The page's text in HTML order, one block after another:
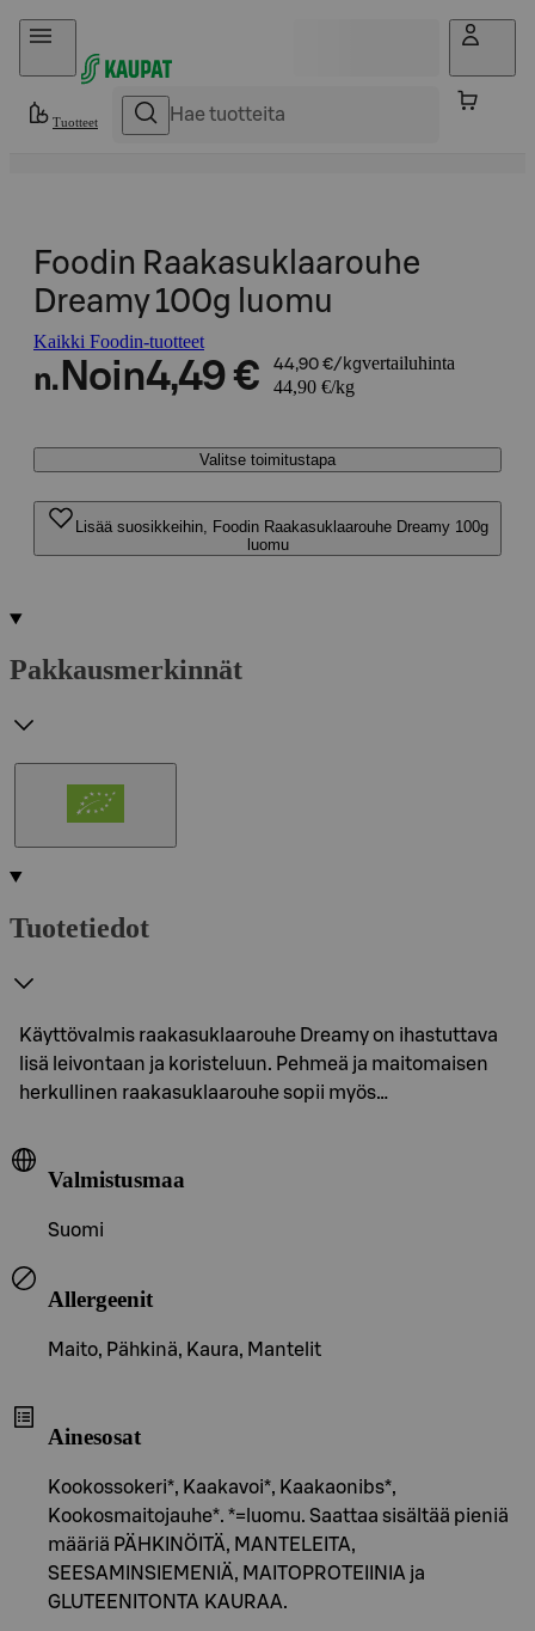
Hyppää sisältöön
Tuotteet
Foodin Raakasuklaarouhe
Dreamy 100g luomu
Kaikki Foodin-tuotteet
n. Noin4,49 € 44,90 €/kgvertailuhinta
44,90 €/kg
Valitse toimitustapa
Lisää suosikkeihin, Foodin Raakasuklaarouhe Dreamy 100g
luomu
Pakkausmerkinnät
Tuotetiedot
Käyttövalmis raakasuklaarouhe Dreamy on ihastuttava
lisä leivontaan ja koristeluun. Pehmeä ja maitomaisen
herkullinen raakasuklaarouhe sopii myös…
Valmistusmaa
Suomi
Allergeenit
Maito, Pähkinä, Kaura, Mantelit
Ainesosat
Kookossokeri*, Kaakavoi*, Kaakaonibs*,
Kookosmaitojauhe*. *=luomu. Saattaa sisältää pieniä
määriä PÄHKINÖITÄ, MANTELEITA,
SEESAMINSIEMENIÄ, MAITOPROTEIINIA ja
GLUTEENITONTA KAURAA.